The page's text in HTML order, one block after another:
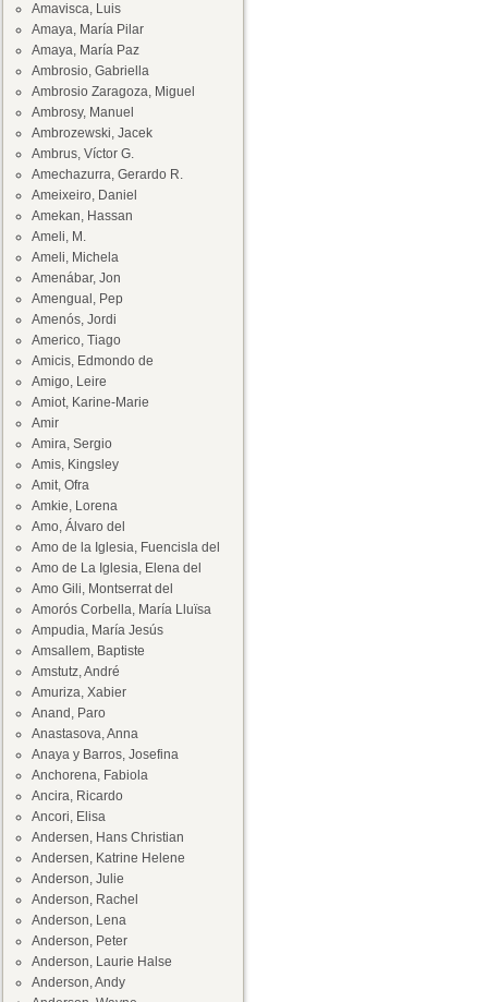
Amavisca, Luis
Amaya, María Pilar
Amaya, María Paz
Ambrosio, Gabriella
Ambrosio Zaragoza, Miguel
Ambrosy, Manuel
Ambrozewski, Jacek
Ambrus, Víctor G.
Amechazurra, Gerardo R.
Ameixeiro, Daniel
Amekan, Hassan
Ameli, M.
Ameli, Michela
Amenábar, Jon
Amengual, Pep
Amenós, Jordi
Americo, Tiago
Amicis, Edmondo de
Amigo, Leire
Amiot, Karine-Marie
Amir
Amira, Sergio
Amis, Kingsley
Amit, Ofra
Amkie, Lorena
Amo, Álvaro del
Amo de la Iglesia, Fuencisla del
Amo de La Iglesia, Elena del
Amo Gili, Montserrat del
Amorós Corbella, María Lluïsa
Ampudia, María Jesús
Amsallem, Baptiste
Amstutz, André
Amuriza, Xabier
Anand, Paro
Anastasova, Anna
Anaya y Barros, Josefina
Anchorena, Fabiola
Ancira, Ricardo
Ancori, Elisa
Andersen, Hans Christian
Andersen, Katrine Helene
Anderson, Julie
Anderson, Rachel
Anderson, Lena
Anderson, Peter
Anderson, Laurie Halse
Anderson, Andy